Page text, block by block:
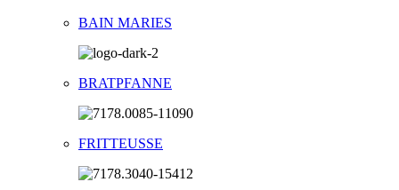
BAIN MARIES
BRATPFANNE
FRITTEUSSE